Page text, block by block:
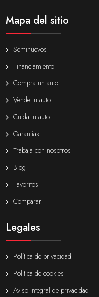
Mapa del sitio
Seminuevos
Financiamiento
Compra un auto
Vende tu auto
Cuida tu auto
Garantias
Trabaja con nosotros
Blog
Favoritos
Comparar
Legales
Política de privacidad
Politica de cookies
Aviso integral de privacidad